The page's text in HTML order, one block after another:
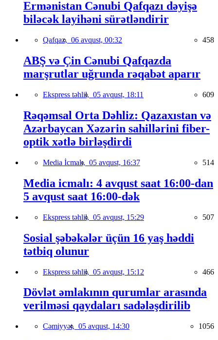
Ermənistan Cənubi Qafqazı dəyişə
biləcək layihəni sürətləndirir
Qafqaz, 06 avqust, 00:32 458
ABŞ və Çin Cənubi Qafqazda
marşrutlar uğrunda rəqabət aparır
Ekspress təhlil, 05 avqust, 18:11 609
Rəqəmsal Orta Dəhliz: Qazaxıstan və
Azərbaycan Xəzərin sahillərini fiber-
optik xətlə birləşdirdi
Media İcmalı, 05 avqust, 16:37 514
Media icmalı: 4 avqust saat 16:00-dan
5 avqust saat 16:00-dək
Ekspress təhlil, 05 avqust, 15:29 507
Sosial şəbəkələr üçün 16 yaş həddi
tətbiq olunur
Ekspress təhlil, 05 avqust, 15:12 466
Dövlət əmlakının qurumlar arasında
verilməsi qaydaları sadələşdirilib
Cəmiyyət, 05 avqust, 14:30 1056